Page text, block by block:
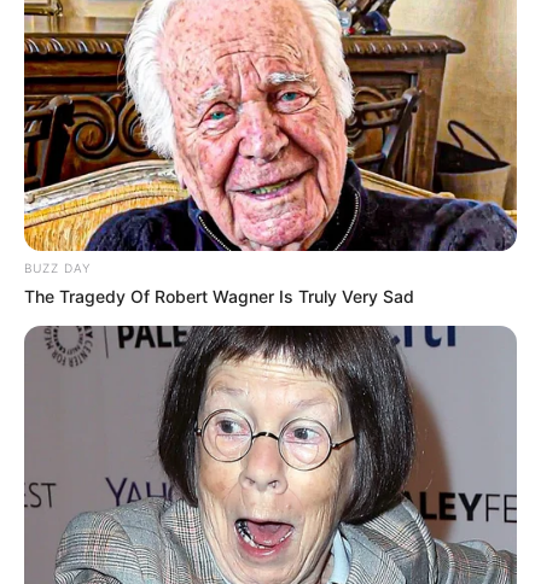
BUZZ DAY
The Tragedy Of Robert Wagner Is Truly Very Sad